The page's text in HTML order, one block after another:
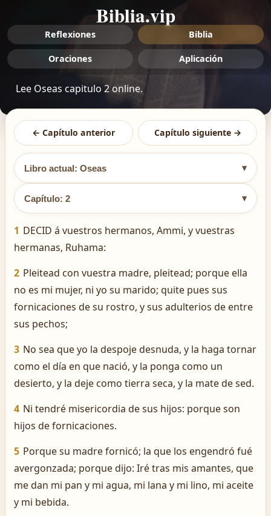
Biblia.vip
Reflexiones Biblia
Oraciones Aplicación
Lee Oseas capitulo 2 online.
← Capítulo anterior Capítulo siguiente →
Libro actual: Oseas ▾
Capítulo: 2 ▾
1 DECID á vuestros hermanos, Ammi, y vuestras
hermanas, Ruhama:
2 Pleitead con vuestra madre, pleitead; porque ella
no es mi mujer, ni yo su marido; quite pues sus
fornicaciones de su rostro, y sus adulterios de entre
sus pechos;
3 No sea que yo la despoje desnuda, y la haga tornar
como el día en que nació, y la ponga como un
desierto, y la deje como tierra seca, y la mate de sed.
4 Ni tendré misericordia de sus hijos: porque son
hijos de fornicaciones.
5 Porque su madre fornicó; la que los engendró fué
avergonzada; porque dijo: Iré tras mis amantes, que
me dan mi pan y mi agua, mi lana y mi lino, mi aceite
y mi bebida.